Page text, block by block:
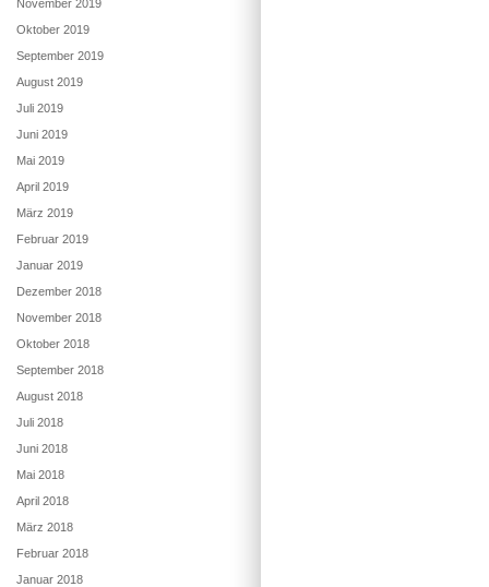
November 2019
Oktober 2019
September 2019
August 2019
Juli 2019
Juni 2019
Mai 2019
April 2019
März 2019
Februar 2019
Januar 2019
Dezember 2018
November 2018
Oktober 2018
September 2018
August 2018
Juli 2018
Juni 2018
Mai 2018
April 2018
März 2018
Februar 2018
Januar 2018